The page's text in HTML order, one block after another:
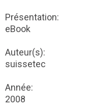
Présentation:
eBook
Auteur(s):
suissetec
Année:
2008